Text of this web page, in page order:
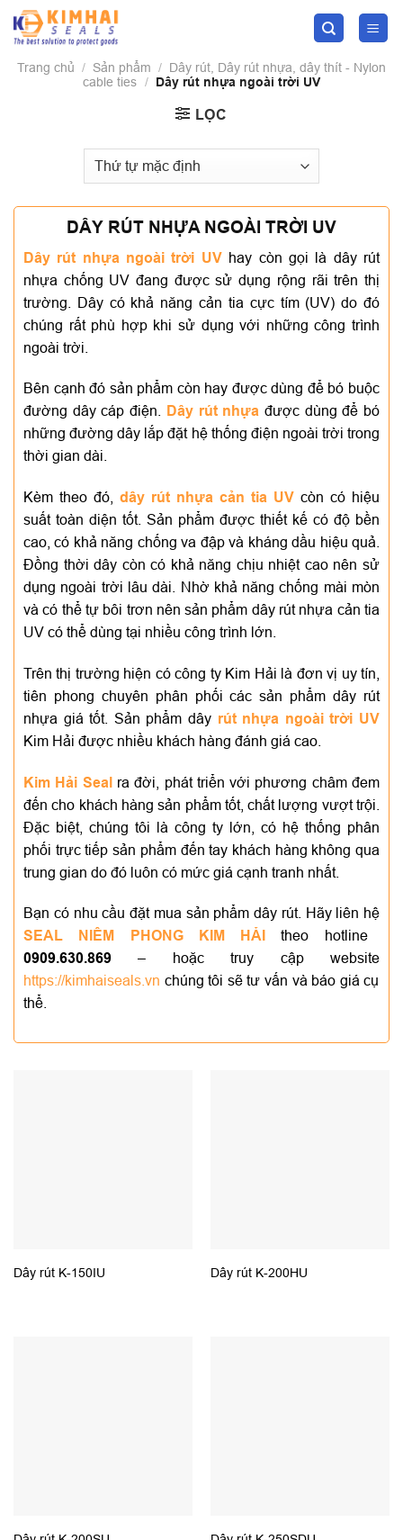
Skip
Trang chủ / Sản phẩm / Dây rút, Dây rút nhựa, dây thít - Nylon
cable ties / Dây rút nhựa ngoài trời UV
LỌC
DÂY RÚT NHỰA NGOÀI TRỜI UV
Dây rút nhựa ngoài trời UVhay còn gọi là dây rút
nhựa chống UV đang được sử dụng rộng rãi trên thị
trường. Dây có khả năng cản tia cực tím (UV) do đó
chúng rất phù hợp khi sử dụng với những công trình
ngoài trời.
Bên cạnh đó sản phẩm còn hay được dùng để bó buộc
đường dây cáp điện.
Dây rút nhựa được dùng để bó
những đường dây lắp đặt hệ thống điện ngoài trời trong
thời gian dài.
Kèm theo đó, dây rút nhựa cản tia UV còn có hiệu
suất toàn diện tốt. Sản phẩm được thiết kế có độ bền
cao, có khả năng chống va đập và kháng dầu hiệu quả.
Đồng thời dây còn có khả năng chịu nhiệt cao nên sử
dụng ngoài trời lâu dài. Nhờ khả năng chống mài mòn
và có thể tự bôi trơn nên sản phẩm dây rút nhựa cản tia
UV có thể dùng tại nhiều công trình lớn.
Trên thị trường hiện có công ty Kim Hải là đơn vị uy tín,
tiên phong chuyên phân phối các sản phẩm dây rút
nhựa giá tốt. Sản phẩm dây rút nhựa ngoài trời UV
Kim Hải được nhiều khách hàng đánh giá cao.
Kim Hải Sealra đời, phát triển với phương châm đem
đến cho khách hàng sản phẩm tốt, chất lượng vượt trội.
Đặc biệt, chúng tôi là công ty lớn, có hệ thống phân
phối trực tiếp sản phẩm đến tay khách hàng không qua
trung gian do đó luôn có mức giá cạnh tranh nhất.
Bạn có nhu cầu đặt mua sản phẩm dây rút. Hãy liên hệ
SEAL NIÊM PHONG KIM HẢI theo hotline
0909.630.869 – hoặc truy cập website
https://kimhaiseals.vn chúng tôi sẽ tư vấn và báo giá cụ
thể.
Dây rút K-150IU Dây rút K-200HU